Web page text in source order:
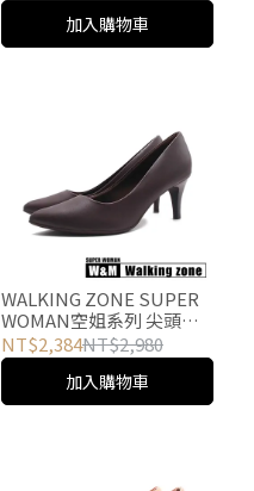
加入購物車
WALKING ZONE SUPER
WOMAN空姐系列 尖頭時
尚經典高跟鞋 女鞋-咖
NT$2,384NT$2,980
加入購物車